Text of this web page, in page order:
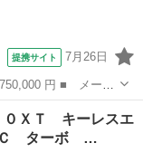
提携サイト 7月26日
レード名： ＳＰ
ンモニタ ■ 排気
０ＸＴ キーレスエ
Ｃ ターボ …